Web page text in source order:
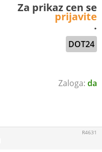
da
DOT24
Za prikaz cen se
prijavite
.
R4631